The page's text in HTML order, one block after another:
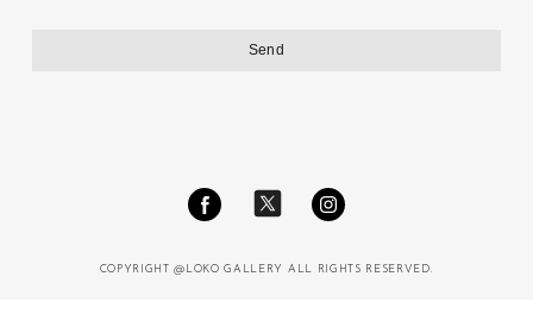
COPYRIGHT @LOKO GALLERY ALL RIGHTS RESERVED.